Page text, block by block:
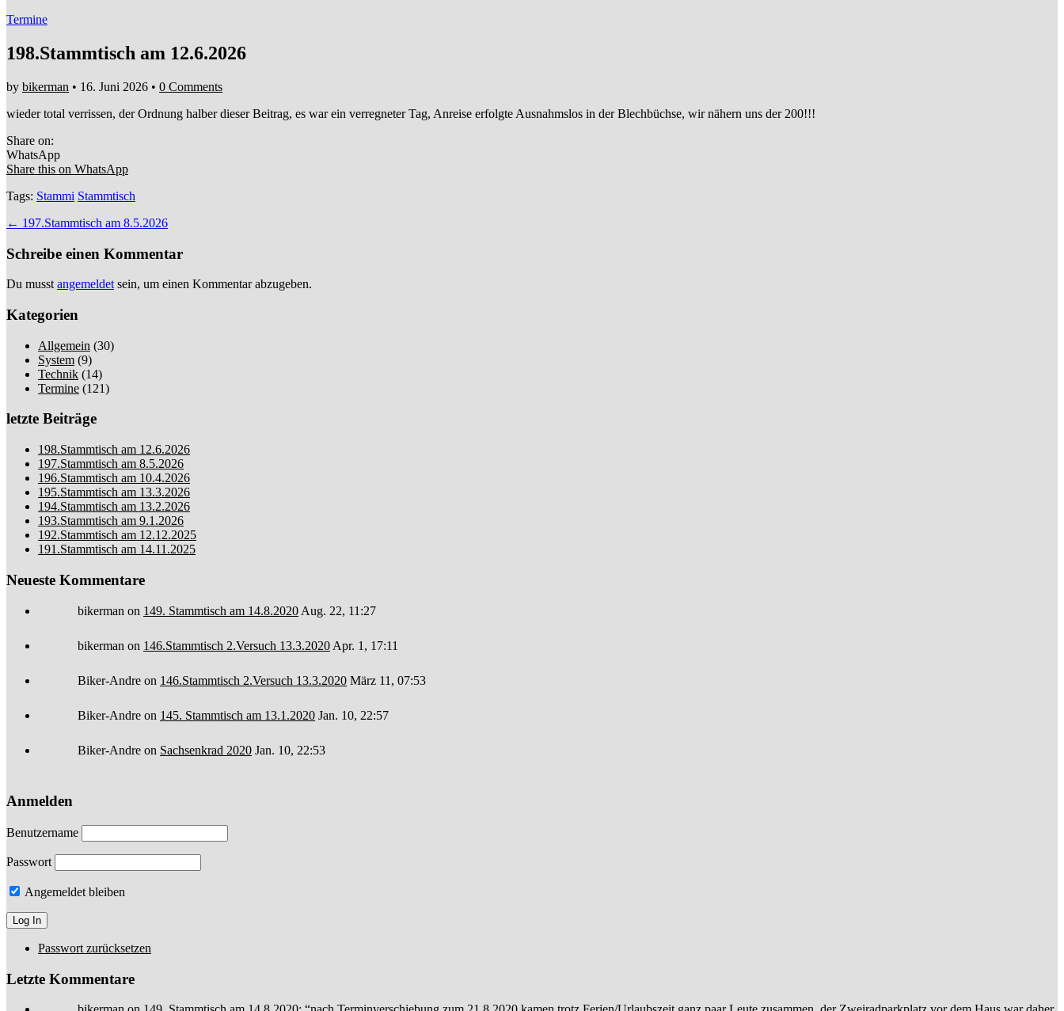
Termine
198.Stammtisch am 12.6.2026
by bikerman • 16. Juni 2026 • 0 Comments
wieder total verrissen, der Ordnung halber dieser Beitrag, es war ein verregneter Tag, Anreise erfolgte Ausnahmslos in der Blechbüchse, wir nähern uns der 200!!!
Share on:
WhatsApp
Share this on WhatsApp
Tags: Stammi Stammtisch
Post
← 197.Stammtisch am 8.5.2026
Schreibe einen Kommentar
Du musst angemeldet sein, um einen Kommentar abzugeben.
Kategorien
Allgemein (30)
System (9)
Technik (14)
Termine (121)
letzte Beiträge
198.Stammtisch am 12.6.2026
197.Stammtisch am 8.5.2026
196.Stammtisch am 10.4.2026
195.Stammtisch am 13.3.2026
194.Stammtisch am 13.2.2026
193.Stammtisch am 9.1.2026
192.Stammtisch am 12.12.2025
191.Stammtisch am 14.11.2025
Neueste Kommentare
bikerman on 149. Stammtisch am 14.8.2020 Aug. 22, 11:27
bikerman on 146.Stammtisch 2.Versuch 13.3.2020 Apr. 1, 17:11
Biker-Andre on 146.Stammtisch 2.Versuch 13.3.2020 März 11, 07:53
Biker-Andre on 145. Stammtisch am 13.1.2020 Jan. 10, 22:57
Biker-Andre on Sachsenkrad 2020 Jan. 10, 22:53
Anmelden
Benutzername
Passwort
Angemeldet bleiben
Passwort zurücksetzen
Letzte Kommentare